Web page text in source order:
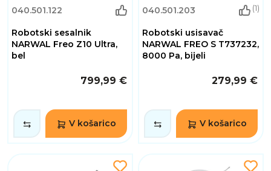
040.501.122
Robotski sesalnik
NARWAL Freo Z10 Ultra,
bel
799,99 €
V košarico
040.501.203 (1)
Robotski usisavač
NARWAL FREO S T737232,
8000 Pa, bijeli
279,99 €
V košarico